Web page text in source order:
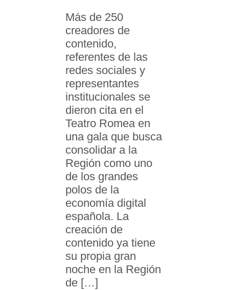
Más de 250
creadores de
contenido,
referentes de las
redes sociales y
representantes
institucionales se
dieron cita en el
Teatro Romea en
una gala que busca
consolidar a la
Región como uno
de los grandes
polos de la
economía digital
española. La
creación de
contenido ya tiene
su propia gran
noche en la Región
de […]